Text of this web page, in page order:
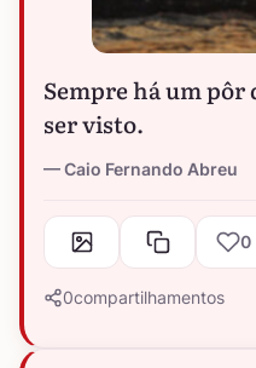
Sempre há um pôr
ser visto.
Caio Fernando Abreu
0
0compartilhamentos